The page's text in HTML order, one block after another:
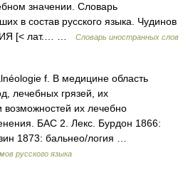
значении. Словарь
в состав русского языка. Чудинов
[< лат.… …
Словарь иностранных слов
f. В медицине область
лечебных грязей, их
возможностей их лечебно
БАС 2. Лекс. Бурдон 1866:
1873: бальнео/логия …
русского языка